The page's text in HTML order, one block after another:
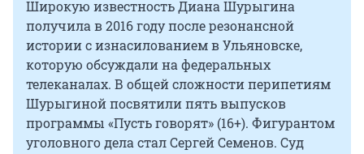
Широкую известность Диана Шурыгина
получила в 2016 году после резонансной
истории с изнасилованием в Ульяновске,
которую обсуждали на федеральных
телеканалах. В общей сложности перипетиям
Шурыгиной посвятили пять выпусков
программы «Пусть говорят» (16+). Фигурантом
уголовного дела стал Сергей Семенов. Суд